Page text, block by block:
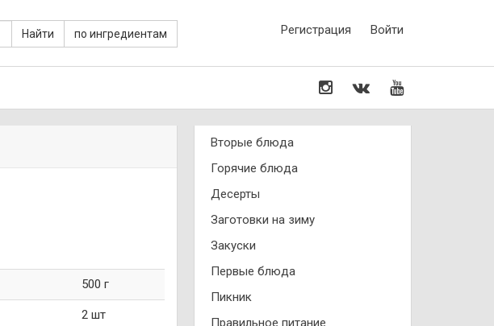
Найти по ингредиентам Регистрация Войти
500 г
2 шт
Вторые блюда
Горячие блюда
Десерты
Заготовки на зиму
Закуски
Первые блюда
Пикник
Правильное питание